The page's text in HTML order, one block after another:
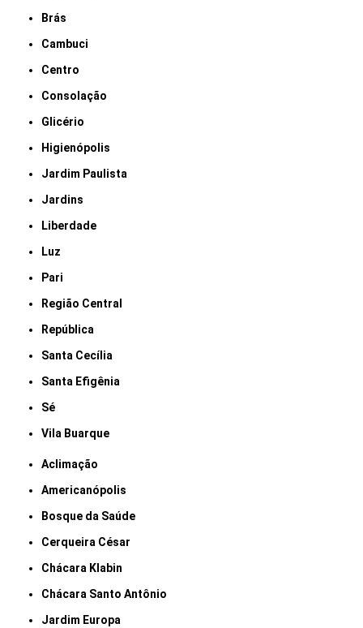
Brás
Cambuci
Centro
Consolação
Glicério
Higienópolis
Jardim Paulista
Jardins
Liberdade
Luz
Pari
Região Central
República
Santa Cecília
Santa Efigênia
Sé
Vila Buarque
Aclimação
Americanópolis
Bosque da Saúde
Cerqueira César
Chácara Klabin
Chácara Santo Antônio
Jardim Europa